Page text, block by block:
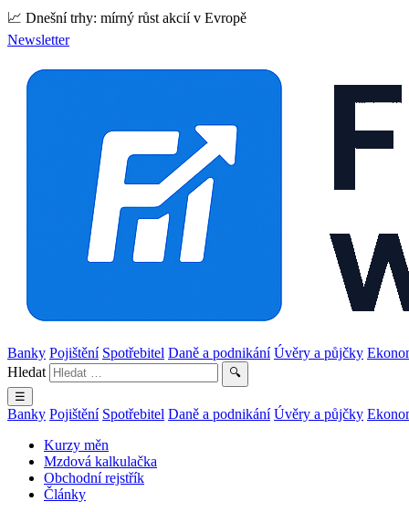
📈 Dnešní trhy: mírný růst akcií v Evropě
Newsletter
Banky Pojištění Spotřebitel Daně a podnikání Úvěry a půjčky
Hledat
🔍
☰
Banky Pojištění Spotřebitel Daně a podnikání Úvěry a půjčky
Kurzy měn
Mzdová kalkulačka
Obchodní rejstřík
Články